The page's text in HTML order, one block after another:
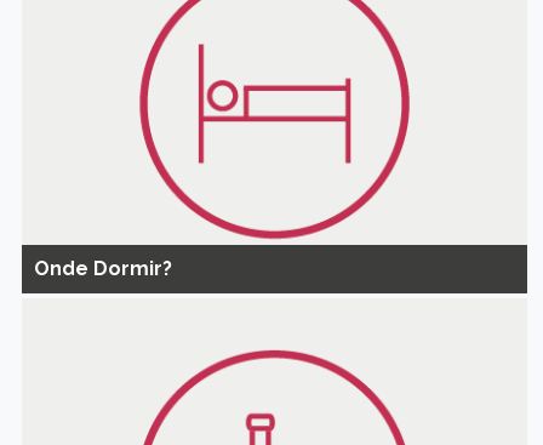
Onde Dormir?